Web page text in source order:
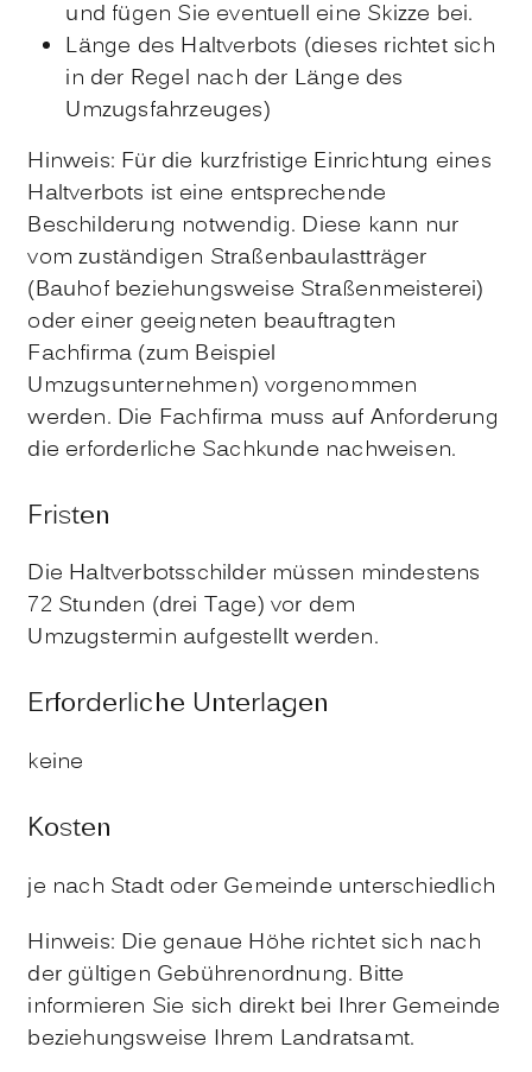
und fügen Sie eventuell eine Skizze bei.
Länge des Haltverbots (dieses richtet sich
in der Regel nach der Länge des
Umzugsfahrzeuges)
Hinweis: Für die kurzfristige Einrichtung eines
Haltverbots ist eine entsprechende
Beschilderung notwendig. Diese kann nur
vom zuständigen Straßenbaulastträger
(Bauhof beziehungsweise Straßenmeisterei)
oder einer geeigneten beauftragten
Fachfirma (zum Beispiel
Umzugsunternehmen) vorgenommen
werden. Die Fachfirma muss auf Anforderung
die erforderliche Sachkunde nachweisen.
Fristen
Die Haltverbotsschilder müssen mindestens
72 Stunden (drei Tage) vor dem
Umzugstermin aufgestellt werden.
Erforderliche Unterlagen
keine
Kosten
je nach Stadt oder Gemeinde unterschiedlich
Hinweis: Die genaue Höhe richtet sich nach
der gültigen Gebührenordnung. Bitte
informieren Sie sich direkt bei Ihrer Gemeinde
beziehungsweise Ihrem Landratsamt.